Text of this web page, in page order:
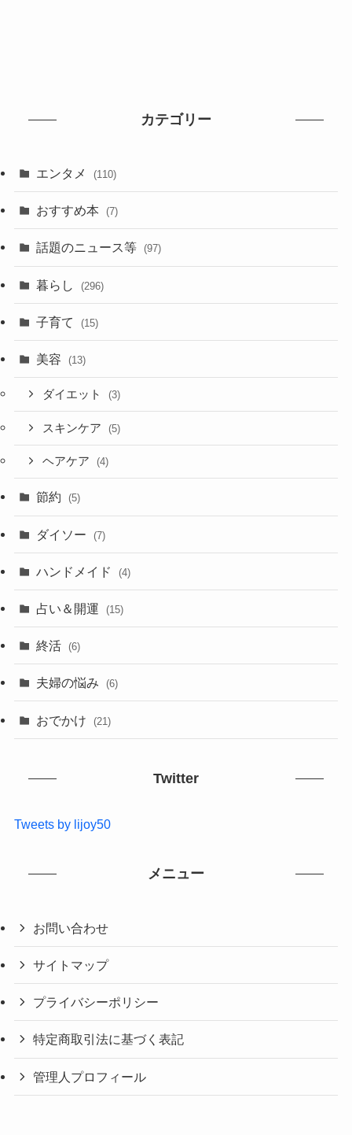
カテゴリー
エンタメ (110)
おすすめ本 (7)
話題のニュース等 (97)
暮らし (296)
子育て (15)
美容 (13)
ダイエット (3)
スキンケア (5)
ヘアケア (4)
節約 (5)
ダイソー (7)
ハンドメイド (4)
占い＆開運 (15)
終活 (6)
夫婦の悩み (6)
おでかけ (21)
Twitter
Tweets by lijoy50
メニュー
お問い合わせ
サイトマップ
プライバシーポリシー
特定商取引法に基づく表記
管理人プロフィール